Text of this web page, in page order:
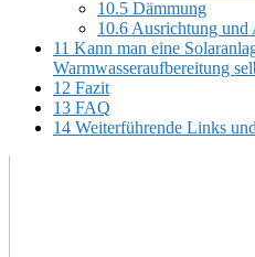
10.5 Dämmung
10.6 Ausrichtung und
11 Kann man eine
Warmwasseraufbereitung
12 Fazit
13 FAQ
14 Weiterführende Links